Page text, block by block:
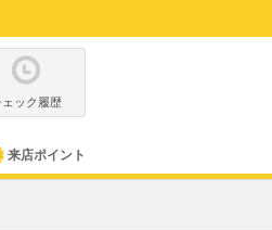
ェック履歴
来店ポイント